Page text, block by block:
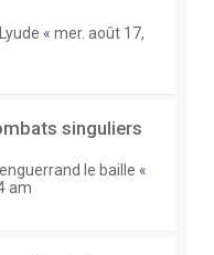
Lyude « mer. août 17,
singuliers
enguerrand le baille «
am